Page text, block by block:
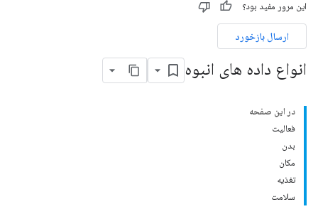
این مرور مفید بود؟
ارسال بازخورد
انواع داده های انبوه
در این صفحه
فعالیت
بدن
مکان
تغذیه
سلامت